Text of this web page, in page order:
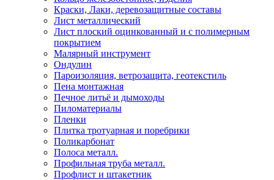
Краски, Лаки, деревозащитные составы
Лист металлический
Лист плоский оцинкованный и с полимерным
покрытием
Малярный инструмент
Ондулин
Пароизоляция, ветрозащита, геотекстиль
Пена монтажная
Печное литьё и дымоходы
Пиломатериалы
Пленки
Плитка тротуарная и поребрики
Поликарбонат
Полоса металл.
Профильная труба металл.
Профлист и штакетник